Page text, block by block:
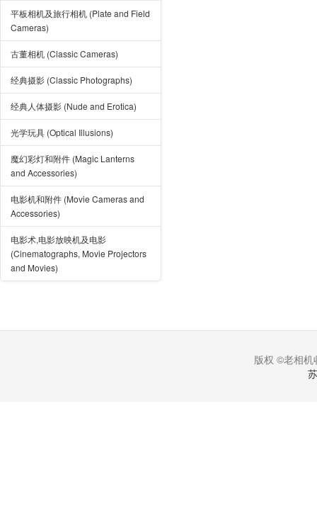
平板相机及旅行相机 (Plate and Field
Cameras)
古董相机 (Classic Cameras)
经典摄影 (Classic Photographs)
经典人体摄影 (Nude and Erotica)
光学玩具 (Optical Illusions)
魔幻彩灯和附件 (Magic Lanterns
and Accessories)
电影机和附件 (Movie Cameras and
Accessories)
电影术,电影放映机及电影
(Cinematographs, Movie Projectors
and Movies)
版权 ©老相